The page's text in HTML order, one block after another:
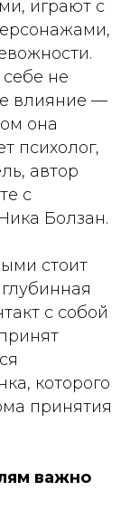
играют с
не
влияние —
она
психолог,
автор
с
Болзан.
стоит
с собой
которого
принятия
важно